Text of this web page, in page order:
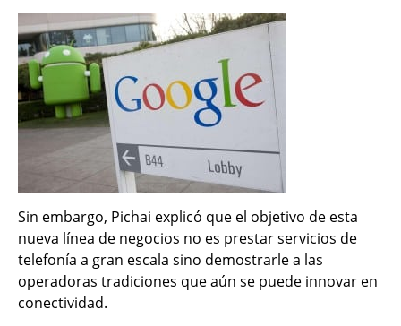
Sin embargo, Pichai explicó que el objetivo de esta
nueva línea de negocios no es prestar servicios de
telefonía a gran escala sino demostrarle a las
operadoras tradiciones que aún se puede innovar en
conectividad.